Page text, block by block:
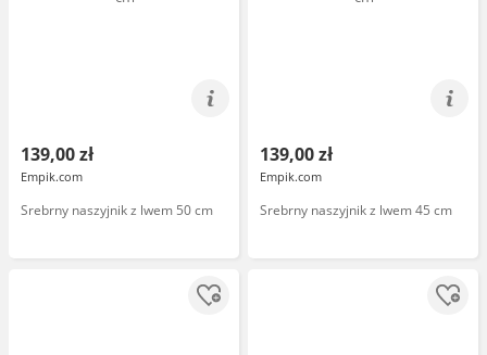
139,00 zł
Empik.com
Srebrny naszyjnik z lwem 50 cm
139,00 zł
Empik.com
Srebrny naszyjnik z lwem 45 cm